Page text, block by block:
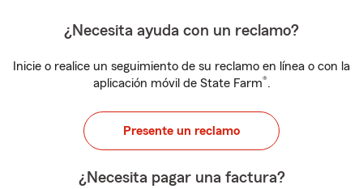
¿Necesita ayuda con un reclamo?
Inicie o realice un seguimiento de su reclamo en línea o con la
aplicación móvil de State Farm®.
Presente un reclamo
¿Necesita pagar una factura?